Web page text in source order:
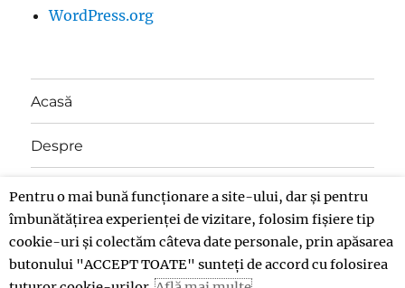
WordPress.org
Acasă
Despre
Contact
Donații
Pentru o mai bună funcționare a site-ului, dar și pentru
îmbunătățirea experienței de vizitare, folosim fișiere tip
cookie-uri și colectăm câteva date personale, prin apăsarea
butonului "ACCEPT TOATE" sunteți de accord cu folosirea